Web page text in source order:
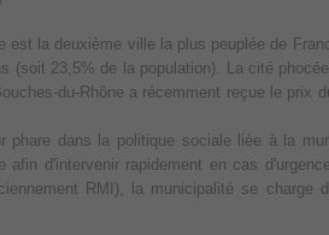
la deuxième ville la plus peuplée de
(soit 23,5% de la population). La cité
du-Rhône a récemment reçue le prix
phare dans la politique sociale liée à la
afin d'intervenir rapidement en cas
RMI), la municipalité se